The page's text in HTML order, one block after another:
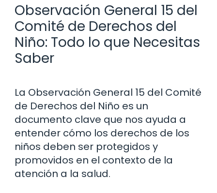
Observación General 15 del
Comité de Derechos del
Niño: Todo lo que Necesitas
Saber
La Observación General 15 del Comité
de Derechos del Niño es un
documento clave que nos ayuda a
entender cómo los derechos de los
niños deben ser protegidos y
promovidos en el contexto de la
atención a la salud.